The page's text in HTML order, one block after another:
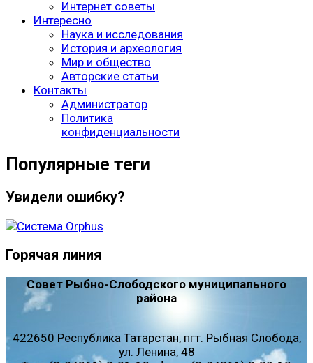
Интернет советы
Интересно
Наука и исследования
История и археология
Мир и общество
Авторские статьи
Контакты
Администратор
Политика
конфиденциальности
Популярные теги
Увидели ошибку?
Горячая линия
Совет Рыбно-Слободского муниципального
района
422650 Республика Татарстан, пгт. Рыбная Слобода,
ул. Ленина, 48